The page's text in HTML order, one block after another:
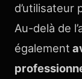
d’utilisateur
Au-delà de
également